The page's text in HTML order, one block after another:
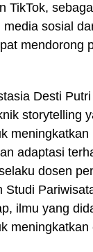
TikTok,
sosial
mendorong
Desti
storytelling
adaptasi
dosen
Studi
ilmu yang